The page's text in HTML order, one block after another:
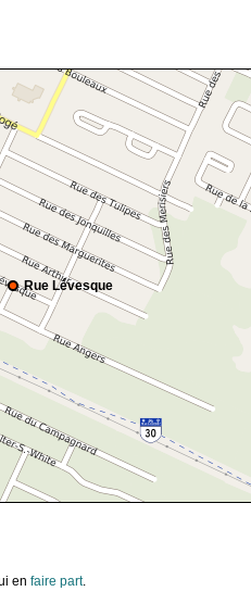
Rue Lévesque
en faire part.